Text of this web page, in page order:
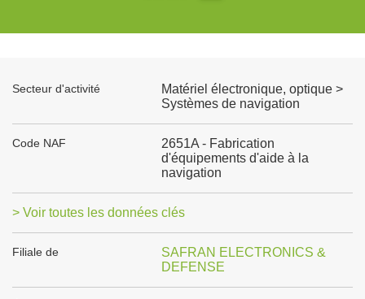
Secteur d'activité
Matériel électronique, optique >
Systèmes de navigation
Code NAF
2651A - Fabrication
d'équipements d'aide à la
navigation
> Voir toutes les données clés
Filiale de
SAFRAN ELECTRONICS &
DEFENSE